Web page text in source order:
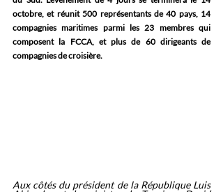
octobre, et réunit 500 représentants de 40 pays, 14
compagnies maritimes parmi les 23 membres qui
composent la FCCA, et plus de 60 dirigeants de
compagnies de croisière.
Aux côtés du président de la République Luis